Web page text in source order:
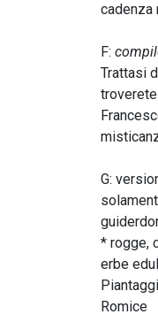
cadenza
F:
Trattasi
G:
* rogge,
erbe
Romice